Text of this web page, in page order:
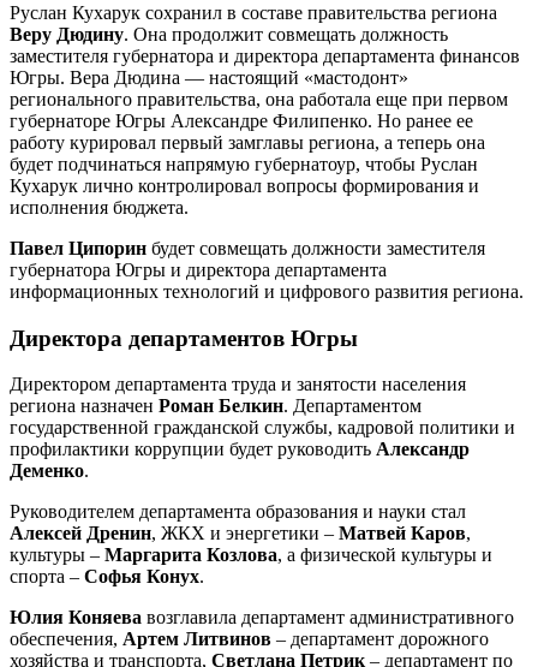
Руслан Кухарук сохранил в составе правительства региона
Веру Дюдину. Она продолжит совмещать должность
заместителя губернатора и директора департамента финансов
Югры. Вера Дюдина — настоящий «мастодонт»
регионального правительства, она работала еще при первом
губернаторе Югры Александре Филипенко. Но ранее ее
работу курировал первый замглавы региона, а теперь она
будет подчинаться напрямую губернатоур, чтобы Руслан
Кухарук лично контролировал вопросы формирования и
исполнения бюджета.
Павел Ципорин будет совмещать должности заместителя
губернатора Югры и директора департамента
информационных технологий и цифрового развития региона.
Директора департаментов Югры
Директором департамента труда и занятости населения
региона назначен Роман Белкин. Департаментом
государственной гражданской службы, кадровой политики и
профилактики коррупции будет руководить Александр
Деменко.
Руководителем департамента образования и науки стал
Алексей Дренин, ЖКХ и энергетики ‒ Матвей Каров,
культуры ‒ Маргарита Козлова, а физической культуры и
спорта ‒ Софья Конух.
Юлия Коняева возглавила департамент административного
обеспечения, Артем Литвинов ‒ департамент дорожного
хозяйства и транспорта, Светлана Петрик ‒ департамент по